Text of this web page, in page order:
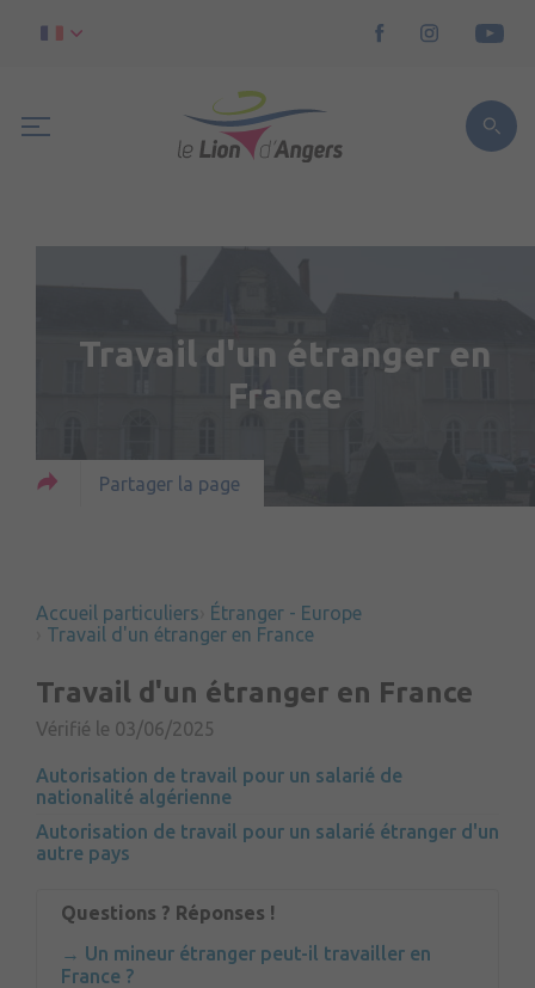
Travail d'un étranger en
France
Partager la page
Accueil particuliers
Étranger - Europe
Travail d'un étranger en France
Travail d'un étranger en France
Vérifié le 03/06/2025
Autorisation de travail pour un salarié de
nationalité algérienne
Autorisation de travail pour un salarié étranger d'un
autre pays
Questions ? Réponses !
Un mineur étranger peut-il travailler en
France ?